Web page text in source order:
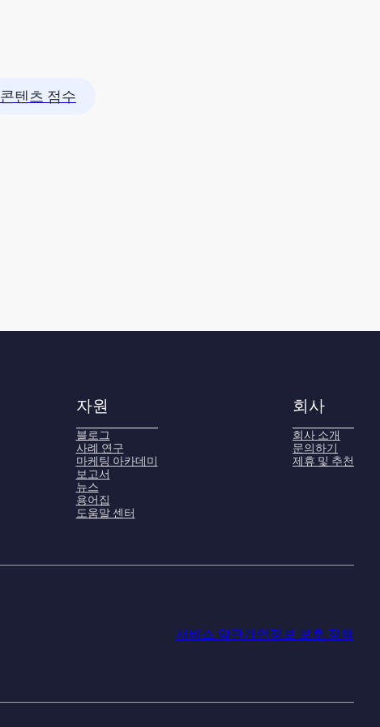
콘텐츠 점수
자원
블로그
사례 연구
마케팅 아카데미
보고서
뉴스
용어집
도움말 센터
회사
회사 소개
문의하기
제휴 및 추천
서비스 약관개인정보 보호 정책